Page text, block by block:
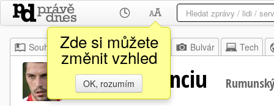
Zde si můžete
změnit vzhled
OK, rozumím
Souhrn Moje Z domova Bulvár Tech
Nicolae Stanciu